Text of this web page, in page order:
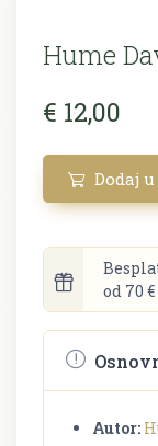
Hume
€ 12,00
Dodaj
od 70 €
Autor: